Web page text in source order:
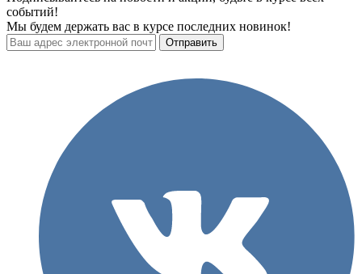
событий!
Мы будем держать вас в курсе последних новинок!